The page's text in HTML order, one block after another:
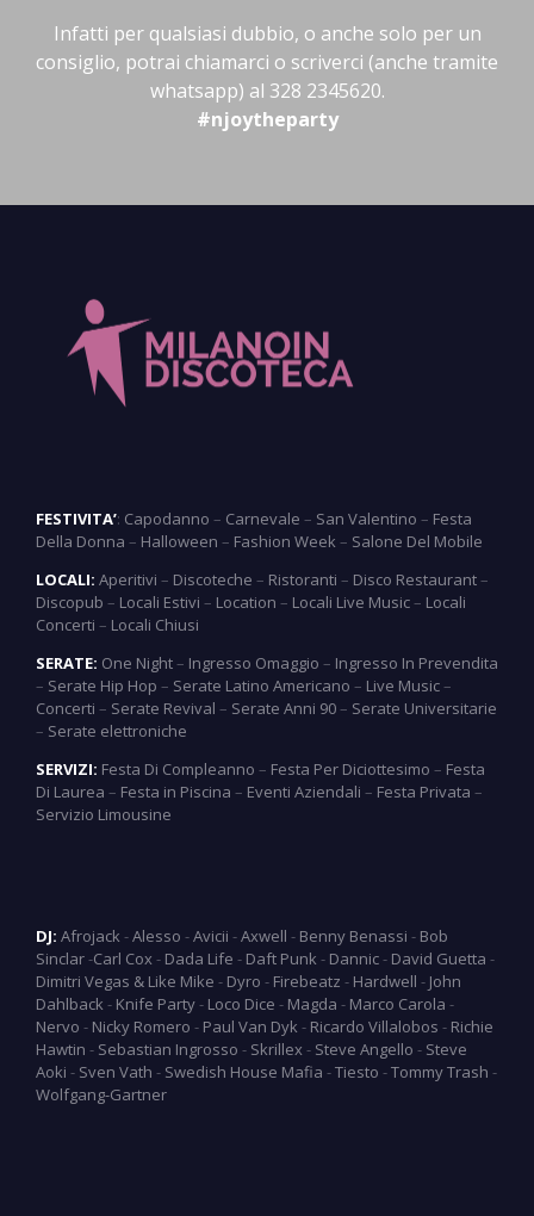
Infatti per qualsiasi dubbio, o anche solo per un
consiglio, potrai chiamarci o scriverci (anche tramite
whatsapp) al 328 2345620.
#njoytheparty
FESTIVITA’: Capodanno – Carnevale – San Valentino – Festa
Della Donna – Halloween – Fashion Week – Salone Del Mobile
LOCALI: Aperitivi – Discoteche – Ristoranti – Disco Restaurant–
Discopub – Locali Estivi – Location – Locali Live Music– Locali
Concerti – Locali Chiusi
SERATE: One Night– Ingresso Omaggio – Ingresso In Prevendita
– Serate Hip Hop – Serate Latino Americano – Live Music–
Concerti – Serate Revival – Serate Anni 90– Serate Universitarie
– Serate elettroniche
SERVIZI: Festa Di Compleanno – Festa Per Diciottesimo – Festa
Di Laurea – Festa in Piscina – Eventi Aziendali – Festa Privata –
Servizio Limousine
DJ: Afrojack -Alesso -Avicii -Axwell - Benny Benassi - Bob
Sinclar-Carl Cox- Dada Life - Daft Punk - Dannic- David Guetta -
Dimitri Vegas & Like Mike - Dyro - Firebeatz - Hardwell - John
Dahlback - Knife Party- Loco Dice - Magda - Marco Carola -
Nervo - Nicky Romero - Paul Van Dyk - Ricardo Villalobos - Richie
Hawtin - Sebastian Ingrosso - Skrillex- Steve Angello - Steve
Aoki - Sven Vath - Swedish House Mafia -Tiesto -Tommy Trash -
Wolfgang-Gartner